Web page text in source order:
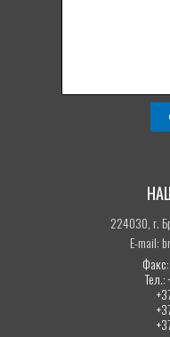
224030, г.
E-mail:
Тел.: